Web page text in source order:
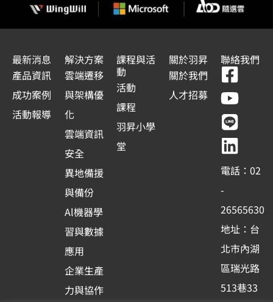
最新消息
產品資訊
成功案例
活動報導
解決方案
雲端遷移
與架構優
化
雲端資訊
安全
異地備援
與備份
Al機器學
習與數據
應用
企業生產
力與協作
課程與活
動
活動
課程
羽昇小學
堂
關於羽昇
關於我們
人才招募
聯絡我們
F
a
c
e
b
o
o
k
-
s
q
u
a
Y
o
u
t
u
b
e
L
i
n
e
L
i
n
k
e
d
i
n
電話：02
-
26565630
地址：台
北市內湖
區瑞光路
513巷33